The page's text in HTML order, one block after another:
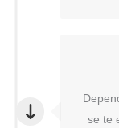
se te